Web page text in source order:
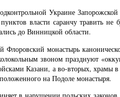
Украине
власти саранчу травить не
до Винницкой области.
монастырь
звоном празднуют
Казани, а во-вторых,
на Подоле монастыря.
в нарушении польских